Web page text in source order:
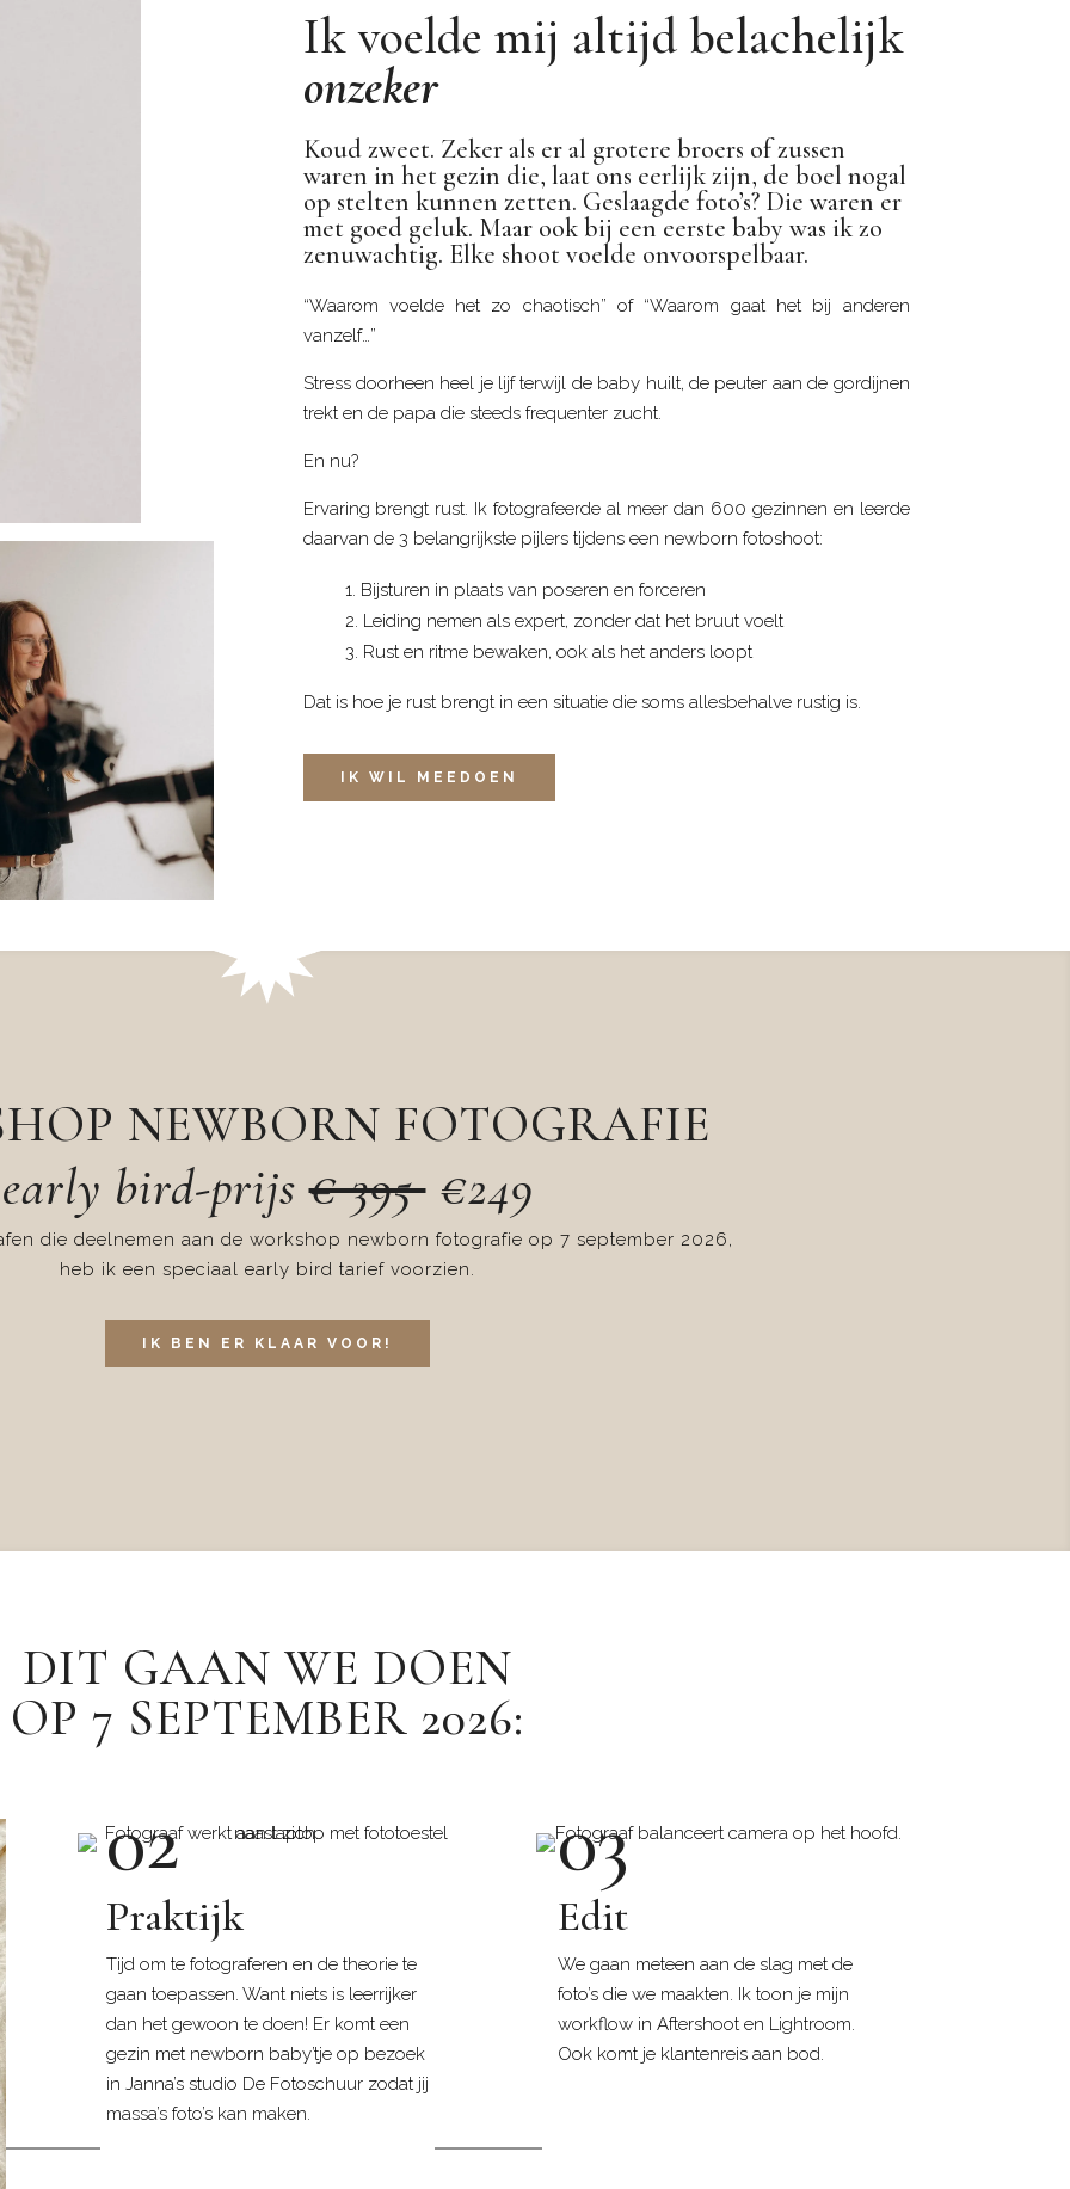
Ik voelde mij altijd belachelijk
onzeker
Koud zweet. Zeker als er al grotere broers of zussen
waren in het gezin die, laat ons eerlijk zijn, de boel nogal
op stelten kunnen zetten. Geslaagde foto’s? Die waren er
met goed geluk. Maar ook bij een eerste baby was ik zo
zenuwachtig. Elke shoot voelde onvoorspelbaar.
“Waarom voelde het zo chaotisch” of “Waarom gaat het bij anderen
vanzelf…”
Stress doorheen heel je lijf terwijl de baby huilt, de peuter aan de gordijnen
trekt en de papa die steeds frequenter zucht.
En nu?
Ervaring brengt rust. Ik fotografeerde al meer dan 600 gezinnen en leerde
daarvan de 3 belangrijkste pijlers tijdens een newborn fotoshoot:
Bijsturen in plaats van poseren en forceren
Leiding nemen als expert, zonder dat het bruut voelt
Rust en ritme bewaken, ook als het anders loopt
Dat is hoe je rust brengt in een situatie die soms allesbehalve rustig is.
IK WIL MEEDOEN
NEWBORN FOTOGRAFIE
early bird-prijs€ 395€249
die deelnemen aan de workshop newborn fotografie op 7 september 2026,
heb ik een speciaal early bird tarief voorzien.
IK BEN ER KLAAR VOOR!
DIT GAAN WE DOEN
OP 7 SEPTEMBER 2026:
02
Praktijk
Tijd om te fotograferen en de theorie te
gaan toepassen. Want niets is leerrijker
dan het gewoon te doen! Er komt een
gezin met newborn baby’tje op bezoek
in Janna’s studio De Fotoschuur zodat jij
massa’s foto’s kan maken.
03
Edit
We gaan meteen aan de slag met de
foto’s die we maakten. Ik toon je mijn
workflow in Aftershoot en Lightroom.
Ook komt je klantenreis aan bod.